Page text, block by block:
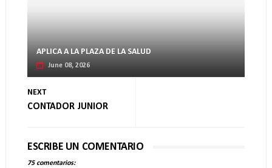
APLICA A LA PLAZA DE LA SALUD
June 08, 2026
NEXT
CONTADOR JUNIOR
ESCRIBE UN COMENTARIO
75 comentarios: